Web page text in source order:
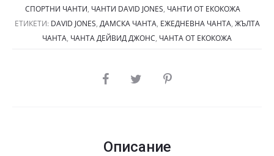
СПОРТНИ ЧАНТИ, ЧАНТИ DAVID JONES, ЧАНТИ ОТ ЕКОКОЖА
ЕТИКЕТИ: DAVID JONES, ДАМСКА ЧАНТА, ЕЖЕДНЕВНА ЧАНТА, ЖЪЛТА
ЧАНТА, ЧАНТА ДЕЙВИД ДЖОНС, ЧАНТА ОТ ЕКОКОЖА
SHARE
Описание